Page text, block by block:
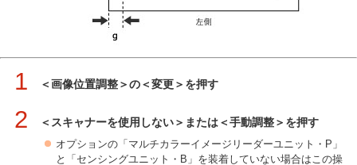
1 ＜画像位置調整＞の＜変更＞を押す
2 ＜スキャナーを使用しない＞または＜手動調整＞を押す
オプションの「マルチカラーイメージリーダーユニット・P」
と「センシングユニット・B」を装着していない場合はこの操